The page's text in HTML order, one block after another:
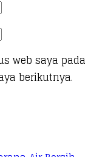
web saya pada
berikutnya.